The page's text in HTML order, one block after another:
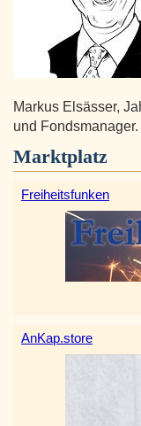
Markus Elsässer,
und Fondsmanager.
Marktplatz
Freiheitsfunken
AnKap.store